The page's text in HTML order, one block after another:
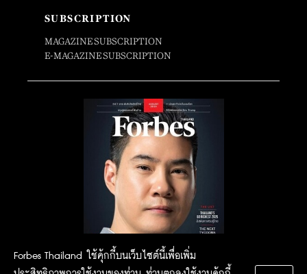
Forbes Thailand ใช้คุ้กกี้บนเว็บไซต์นี้เพื่อเพิ่ม
SUBSCRIPTION
MAGAZINE SUBSCRIPTION
E-MAGAZINE SUBSCRIPTION